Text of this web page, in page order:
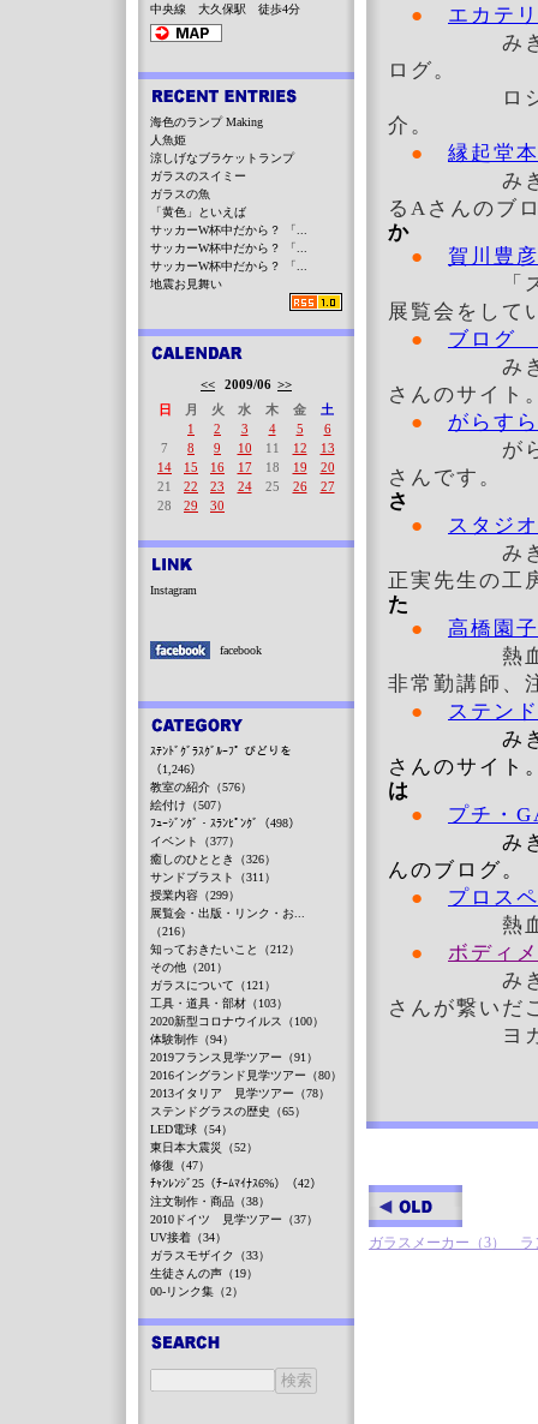
●
エカテ
みきデザ
ログ。
ロ
介。
●
縁起堂
みきデザ
るAさんのブ
か
●
賀川豊
展覧会をして
●
ブログ
み
さんのサイト
●
がらす
が
さんです。
さ
●
スタジ
みきデザ
正実先生の工
た
●
高橋園
熱血講師
非常勤講師、
●
ステン
み
さんのサイト
は
●
プチ・
みきデザ
んのブログ。
●
プロス
熱血講師
●
ボディ
みきデザ
さんが繋いだ
ヨガの
ガラスメーカー（3）
中央線 大久保駅 徒歩4分
海色のランプ Making
人魚姫
涼しげなブラケットランプ
ガラスのスイミー
ガラスの魚
「黄色」といえば
サッカーW杯中だから？ 「...
サッカーW杯中だから？ 「...
サッカーW杯中だから？ 「...
地震お見舞い
<< 2009/06 >>
日
月 火 水 木 金
土
1
2 3 4 5
6
7
8 9 10 11 12
13
14
15 16 17 18 19
20
21
22 23 24 25 26
27
28
29 30
Instagram
facebook
ｽﾃﾝﾄﾞｸﾞﾗｽｸﾞﾙｰﾌﾟ びどりを
（1,246）
教室の紹介（576）
絵付け（507）
ﾌｭｰｼﾞﾝｸﾞ・ｽﾗﾝﾋﾟﾝｸﾞ（498）
イベント（377）
癒しのひととき（326）
サンドブラスト（311）
授業内容（299）
展覧会・出版・リンク・お...
（216）
知っておきたいこと（212）
その他（201）
ガラスについて（121）
工具・道具・部材（103）
2020新型コロナウイルス（100）
体験制作（94）
2019フランス見学ツアー（91）
2016イングランド見学ツアー（80）
2013イタリア 見学ツアー（78）
ステンドグラスの歴史（65）
LED電球（54）
東日本大震災（52）
修復（47）
ﾁｬﾝﾚﾝｼﾞ25（ﾁｰﾑﾏｲﾅｽ6%）（42）
注文制作・商品（38）
2010ドイツ 見学ツアー（37）
UV接着（34）
ガラスモザイク（33）
生徒さんの声（19）
00-リンク集（2）